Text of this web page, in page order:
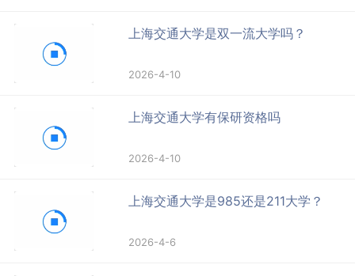
上海交通大学是双一流大学吗？
2026-4-10
上海交通大学有保研资格吗
2026-4-10
上海交通大学是985还是211大学？
2026-4-6